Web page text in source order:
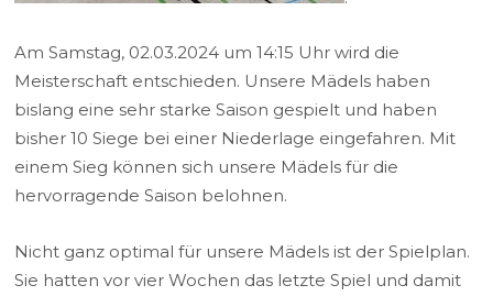
Am Samstag, 02.03.2024 um 14:15 Uhr wird die
Meisterschaft entschieden. Unsere Mädels haben
bislang eine sehr starke Saison gespielt und haben
bisher 10 Siege bei einer Niederlage eingefahren. Mit
einem Sieg können sich unsere Mädels für die
hervorragende Saison belohnen.
Nicht ganz optimal für unsere Mädels ist der Spielplan.
Sie hatten vor vier Wochen das letzte Spiel und damit